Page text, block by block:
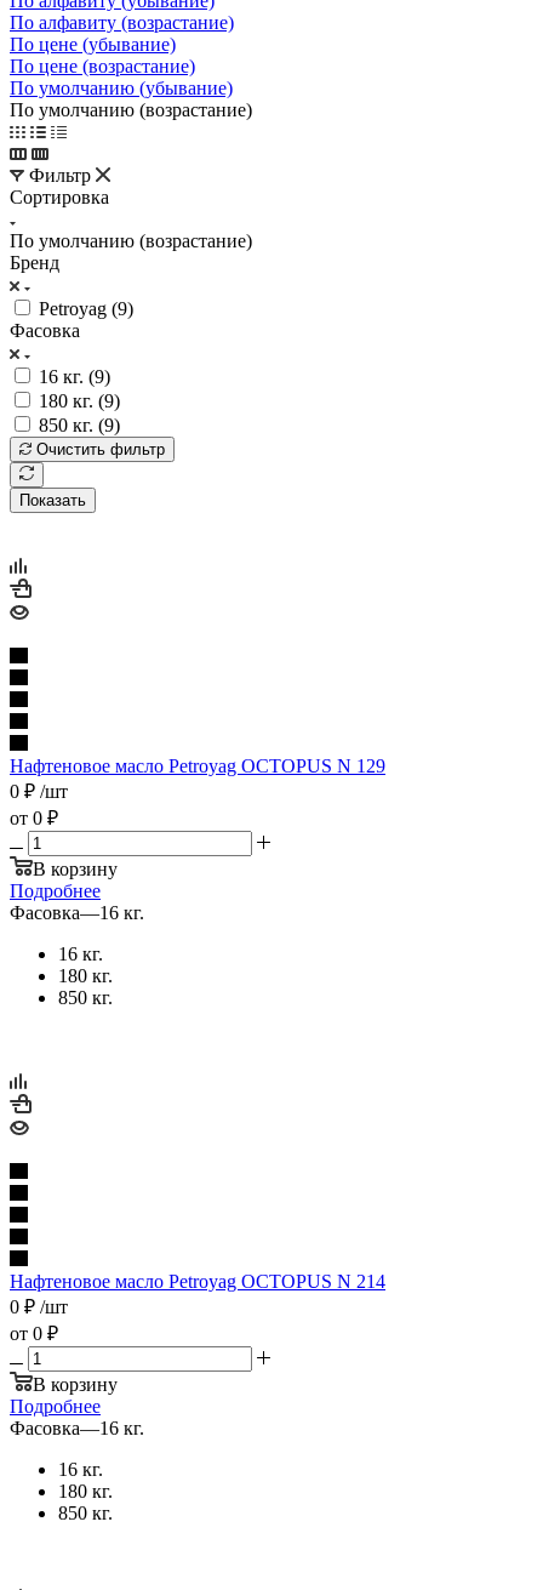
По алфавиту (возрастание)
По цене (убывание)
По цене (возрастание)
По умолчанию (убывание)
По умолчанию (возрастание)
Фильтр
Сортировка
По умолчанию (возрастание)
Бренд
Petroyag (9)
Фасовка
16 кг. (9)
180 кг. (9)
850 кг. (9)
Очистить фильтр
Показать
Нафтеновое масло Petroyag OCTOPUS N 129
0 ₽ /шт
от 0 ₽
В корзину
Подробнее
Фасовка—16 кг.
16 кг.
180 кг.
850 кг.
Нафтеновое масло Petroyag OCTOPUS N 214
0 ₽ /шт
от 0 ₽
В корзину
Подробнее
Фасовка—16 кг.
16 кг.
180 кг.
850 кг.